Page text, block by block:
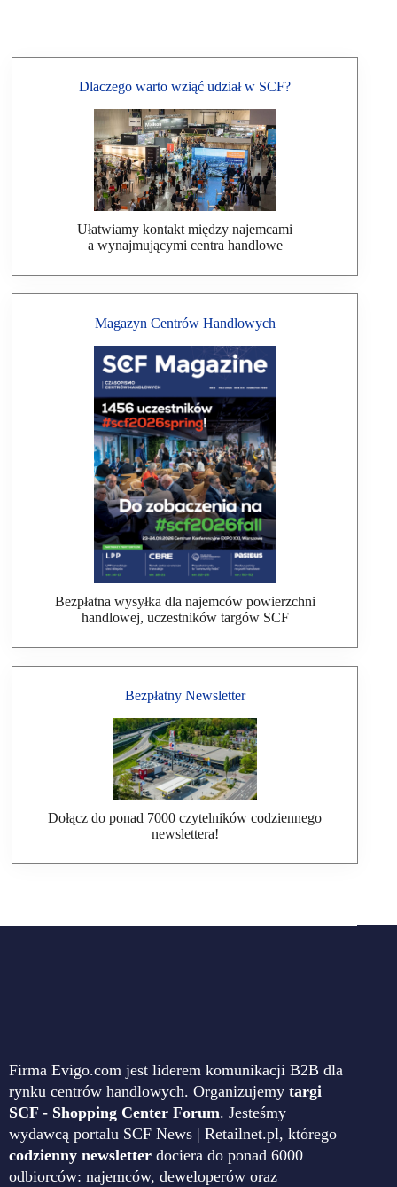
Dlaczego warto wziąć udział w SCF?
Ułatwiamy kontakt między najemcami
a wynajmującymi centra handlowe
Magazyn Centrów Handlowych
Bezpłatna wysyłka dla najemców powierzchni
handlowej, uczestników targów SCF
Bezpłatny Newsletter
Dołącz do ponad 7000 czytelników codziennego
newslettera!
Firma Evigo.com jest liderem komunikacji B2B dla
rynku centrów handlowych. Organizujemy targi
SCF - Shopping Center Forum. Jesteśmy
wydawcą portalu SCF News | Retailnet.pl, którego
codzienny newsletter dociera do ponad 6000
odbiorców: najemców, deweloperów oraz